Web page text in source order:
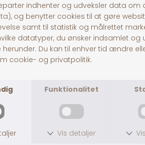
Plospan Spåner
DKK 49,00
Chipsi
DKK